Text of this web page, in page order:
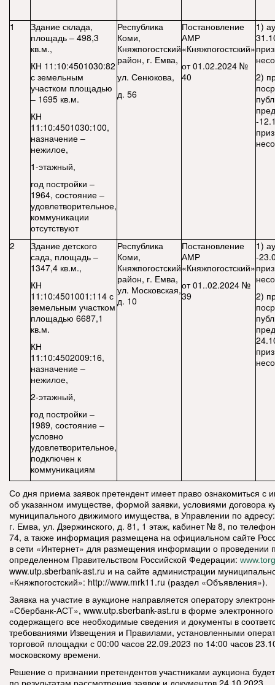
1
Здание склада,
площадь – 498,3
кв.м.,
КН 11:10:4501030:82
с земельным
участком площадью
– 1695 кв.м.
КН
11:10:4501030:100,
назначение –
нежилое,
1-этажный,
год постройки –
1964, состояние –
удовлетворительное,
коммуникации
отсутствуют
Республика
Коми,
Княжпогостский
район, г. Емва,
ул. Сенюкова,
д. 56
Постановление
АМР
«Княжпогостский»
от 01.02.2024 №
40
1)
2)
-
2
Здание детского
сада, площадь –
1347,4 кв.м.,
КН
11:10:4501001:114 с
земельным участком
площадью 6687,1
кв.м.
КН
11:10:4502009:16,
назначение –
нежилое,
2-этажный,
год постройки –
1989, состояние –
условно
удовлетворительное,
подключен к
коммуникациям
Республика
Коми,
Княжпогостский
район, г. Емва,
ул. Московская,
д. 10
Постановление
АМР
«Княжпогостский»
от 01..02.2024 №
39
1)
-
2)
Со дня приема заявок претендент имеет право ознакомиться с
об указанном имуществе, формой заявки, условиями договора
муниципального движимого имущества, в Управлении по
г. Емва, ул. Дзержинского, д. 81, 1 этаж, кабинет № 8, по
74, а также информация размещена на официальном сайте
в сети «Интернет» для размещения информации о проведении
определенном Правительством Российской Федерации:
www.utp.sberbank-ast.ru и на сайте администрации
«Княжпогостский»: http://www.mrk11.ru (раздел «Объявления»).
Заявка на участие в аукционе направляется оператору
«Сбербанк-АСТ», www.utp.sberbank-ast.ru в форме электронного
содержащего все необходимые сведения и документы в
требованиями Извещения и Правилами, установленными
торговой площадки с 00:00 часов 22.09.2023 по 14:00 часов
московскому времени.
Решение о признании претендентов участниками аукциона
по результатам рассмотрения заявок и документов 24.10.2023.